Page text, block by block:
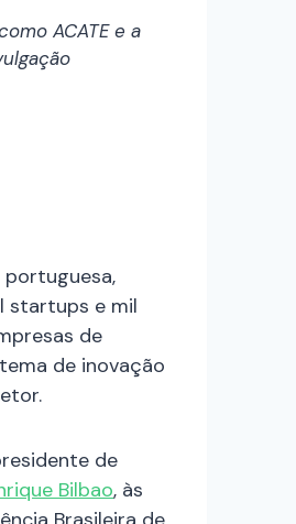
ACATE e a
portuguesa,
startups e mil
de
de inovação
de
Bilbao, às